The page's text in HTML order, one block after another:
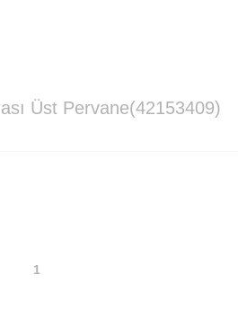
Üst Pervane(42153409)